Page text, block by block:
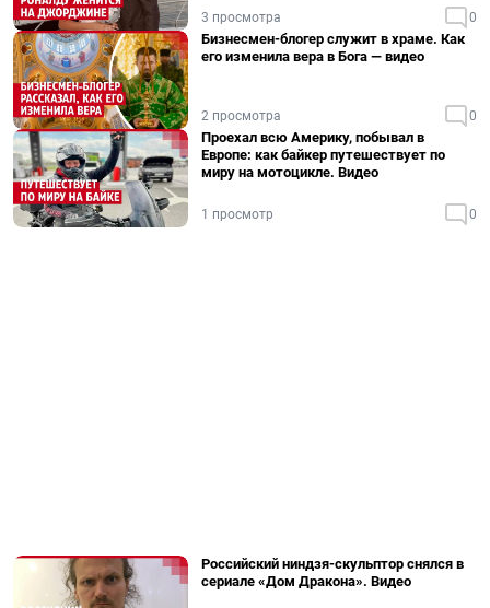
3 просмотра 0
Бизнесмен-блогер служит в храме. Как
его изменила вера в Бога — видео
2 просмотра 0
Проехал всю Америку, побывал в
Европе: как байкер путешествует по
миру на мотоцикле. Видео
1 просмотр 0
Российский ниндзя-скульптор снялся в
сериале «Дом Дракона». Видео